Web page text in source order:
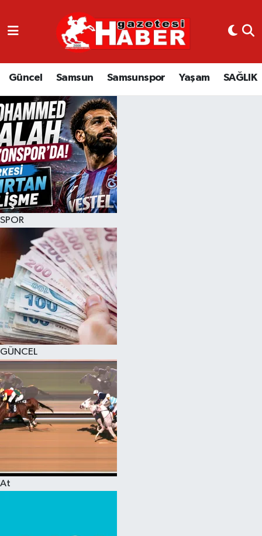
Güncel Samsun Samsunspor Yaşam SAĞLIK
SPOR
GÜNCEL
At
GÜNCEL
SAMSUN
SAMSUNSPOR
EKONOMİ
YAŞAM